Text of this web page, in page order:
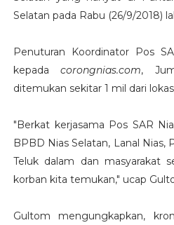
Selatan pada Rabu (26/9/2018)
Penuturan Koordinator Pos
kepadacorongnias.com,
ditemukan sekitar 1 mil dari
"Berkat kerjasama Pos SAR
BPBD Nias Selatan, Lanal Nias,
Teluk dalam dan masyarakat
korban kita temukan," ucap
Gultom mengungkapkan,